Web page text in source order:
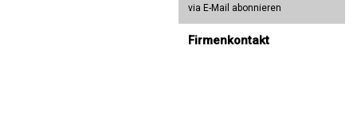
via E-Mail abonnieren
Firmenkontakt